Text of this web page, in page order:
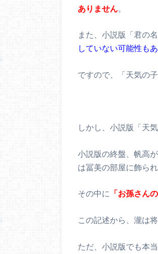
ありません。
また、小説版「君の
していない可能性も
ですので、「天気の
しかし、小説版「天
小説版の終盤、帆高
は冨美の部屋に飾ら
その中に 「お孫さん
この記述から、瀧は
ただ、小説版でも本